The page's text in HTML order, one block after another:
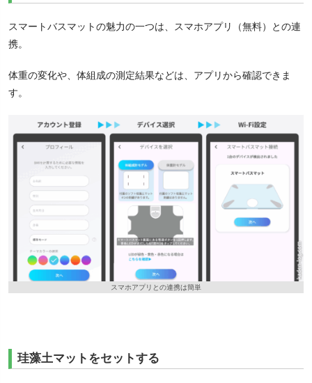
スマートバスマットの魅力の一つは、スマホアプリ（無料）との連
携。
体重の変化や、体組成の測定結果などは、アプリから確認できま
す。
スマホアプリとの連携は簡単
珪藻土マットをセットする